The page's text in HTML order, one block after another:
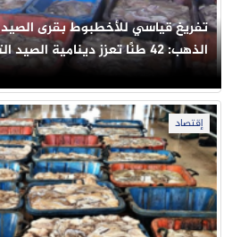
تفريغ قياسي للأخطبوط بقرى
الذهب: 42 طنًا تعزز دينامية الصيد التقليدي
إقتصاد